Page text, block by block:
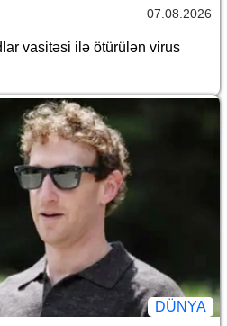
07.08.2026
vasitəsi ilə ötürülən virus
DÜNYA